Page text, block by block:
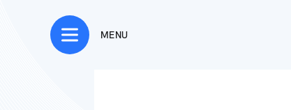
MENU